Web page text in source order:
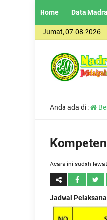
Home Data
Jumat, 07-08-2026
Anda ada di :
Acara ini sudah lewat
Jadwal